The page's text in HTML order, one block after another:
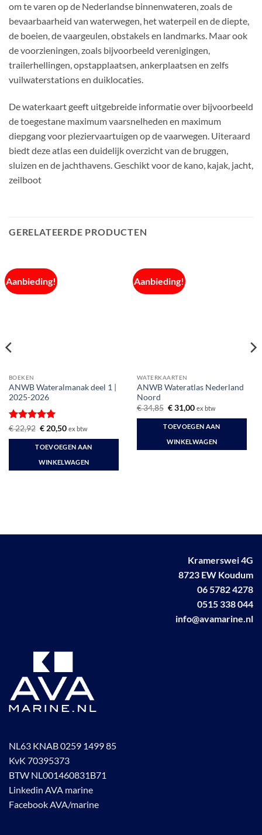
om te varen op de Nederlandse binnenwateren, zoals de
bevaarbaarheid van waterwegen, het waterpeil en de diepte,
de boeien, de vaargeulen, obstakels en landmarks. Maar ook
de voorzieningen, zoals bijvoorbeeld verenigingen,
trailerhellingen, opstapplaatsen, ankerplaatsen en zelfs
vuilwaterstations en duiklocaties.
De waterkaart geeft uitgebreide informatie over bijvoorbeeld
de toegestane maximum vaarsnelheden en maximum
diepgang voor pleziervaartuigen op de vaarwegen. Uiteraard
biedt deze atlas een duidelijk overzicht van de bruggen,
sluizen en de jachthavens. Geschikt voor de kano, kajak, jacht,
zeilboot
GERELATEERDE PRODUCTEN
Aanbieding!
BOEKEN
ANWB Wateralmanak deel 1 |
2025-2026
Gewaardeerd
5uit 5
€22,92 Oorspronkelijke
was:
€ 22,92.
€20,50Huidige
is:
€ 20,50.
ex btw
TOEVOEGEN AAN
WINKELWAGEN
Aanbieding!
WATERKAARTEN
ANWB Wateratlas Nederland
Noord
€34,85 Oorspronkelijke
was:
€ 34,85.
€31,00Huidige
is:
€ 31,00.
ex btw
TOEVOEGEN AAN
WINKELWAGEN
Kramerswei 4G
8723 EW Koudum
06 5782 4278
0515 338 044
info@avamarine.nl
NL63 KNAB 0259 1499 85
KvK 70395373
BTW NL001460831B71
Linkedin AVA marine
Facebook AVA/marine